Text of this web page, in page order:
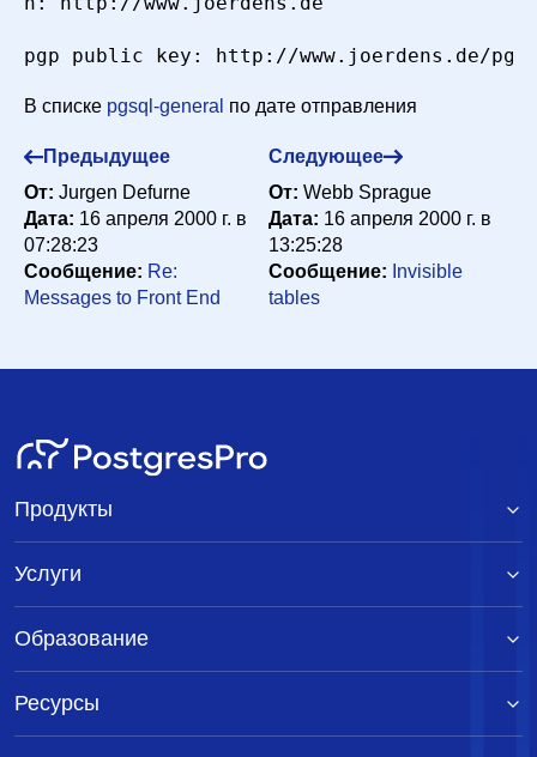
В списке pgsql-general по дате отправления
Предыдущее
От: Jurgen Defurne
Дата: 16 апреля 2000 г. в
07:28:23
Сообщение: Re:
Messages to Front End
Следующее
От: Webb Sprague
Дата: 16 апреля 2000 г. в
13:25:28
Сообщение: Invisible
tables
Продукты
Услуги
Образование
Ресурсы